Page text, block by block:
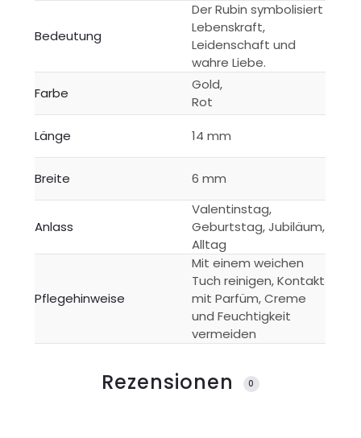
Bedeutung
Der Rubin symbolisiert
Lebenskraft,
Leidenschaft und
wahre Liebe.
Farbe
Gold,
Rot
Länge
14 mm
Breite 6 mm
Anlass
Valentinstag,
Geburtstag, Jubiläum,
Alltag
Pflegehinweise
Mit einem weichen
Tuch reinigen, Kontakt
mit Parfüm, Creme
und Feuchtigkeit
vermeiden
Rezensionen 0